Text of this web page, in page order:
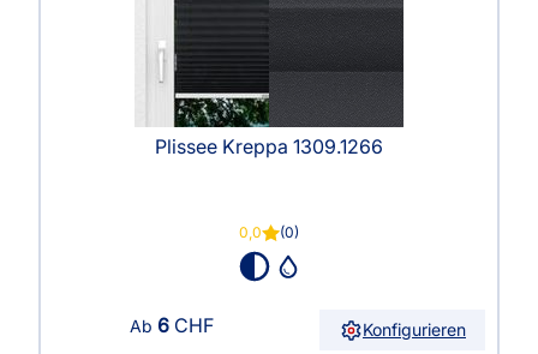
Plissee Kreppa 1309.1266
0,0 (0)
Ab 6 CHF Konfigurieren